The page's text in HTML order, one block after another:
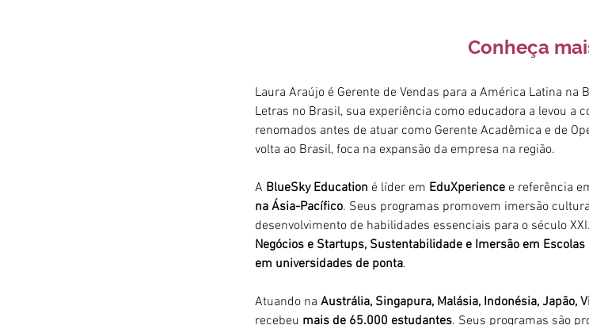
Conheça
Laura Araújo é Gerente de Vendas para a América Latina na
Letras no Brasil, sua experiência como educadora a levou a
renomados antes de atuar como Gerente Acadêmica e de
volta ao Brasil, foca na expansão da empresa na região.
A BlueSky Education é líder em EduXperience e referência
na Ásia-Pacífico. Seus programas promovem imersão
desenvolvimento de habilidades essenciais para o século
Negócios e Startups, Sustentabilidade e Imersão em
em universidades de ponta.
Atuando na Austrália, Singapura, Malásia, Indonésia, Japão,
recebeu mais de 65.000 estudantes. Seus programas são